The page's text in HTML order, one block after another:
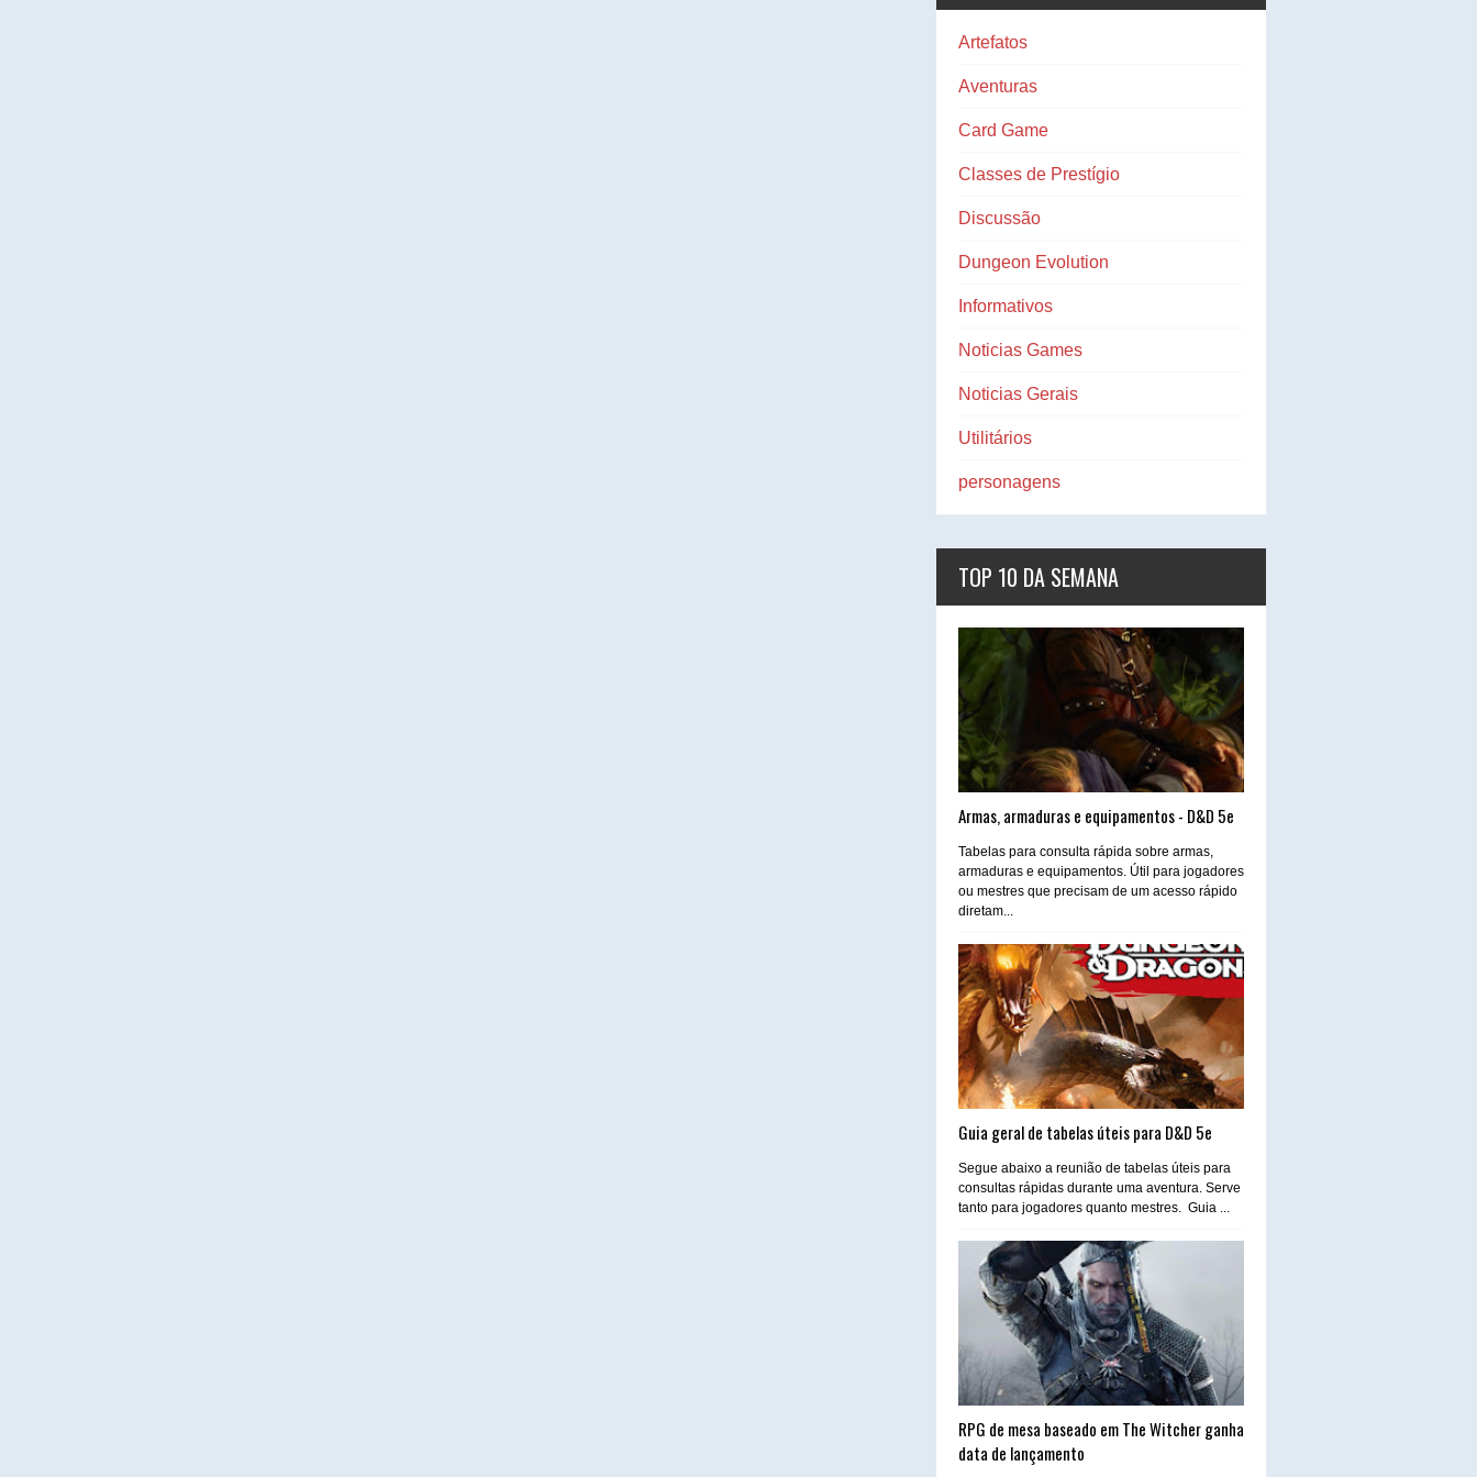
Artefatos
Aventuras
Card Game
Classes de Prestígio
Discussão
Dungeon Evolution
Informativos
Noticias Games
Noticias Gerais
Utilitários
personagens
TOP 10 DA SEMANA
Armas, armaduras e equipamentos - D&D 5e
Tabelas para consulta rápida sobre armas,
armaduras e equipamentos. Útil para jogadores
ou mestres que precisam de um acesso rápido
diretam...
Guia geral de tabelas úteis para D&D 5e
Segue abaixo a reunião de tabelas úteis para
consultas rápidas durante uma aventura. Serve
tanto para jogadores quanto mestres. Guia ...
RPG de mesa baseado em The Witcher ganha
data de lançamento